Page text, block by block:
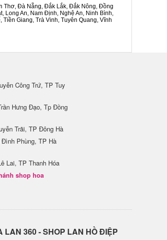
Thơ, Đà Nẵng, Đắk Lắk, Đắk Nông, Đồng
Long An, Nam Định, Nghệ An, Ninh Bình,
Giang, Trà Vinh, Tuyên Quang, Vĩnh
Công Trứ, TP Tuy
Hưng Đạo, Tp Đồng
Trãi, TP Đông Hà
Phùng, TP Hà
Lai, TP Thanh Hóa
shop hoa
LAN 360 - SHOP LAN HỒ ĐIỆP